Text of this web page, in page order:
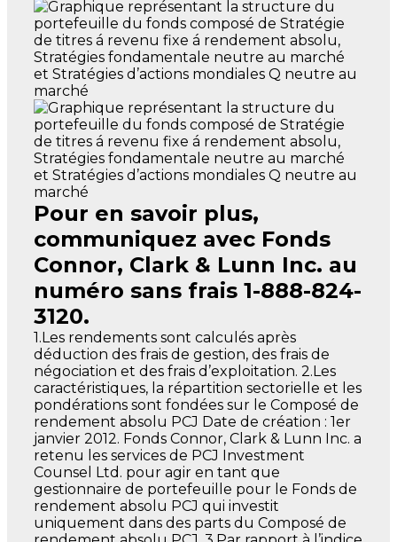
Pour en savoir plus,
communiquez avec Fonds
Connor, Clark & Lunn Inc. au
numéro sans frais 1-888-824-
3120.
1.Les rendements sont calculés après
déduction des frais de gestion, des frais de
négociation et des frais d’exploitation. 2.Les
caractéristiques, la répartition sectorielle et les
pondérations sont fondées sur le Composé de
rendement absolu PCJ Date de création : 1er
janvier 2012. Fonds Connor, Clark & Lunn Inc. a
retenu les services de PCJ Investment
Counsel Ltd. pour agir en tant que
gestionnaire de portefeuille pour le Fonds de
rendement absolu PCJ qui investit
uniquement dans des parts du Composé de